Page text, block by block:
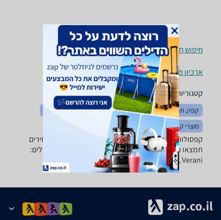
חיפוש חנויות קפסולות למכונות קפה לפי עיר
ארכיון מוצרים
קטגוריות משלימות
קפה, תה ואביזריהם מטחנות קפה ותבלינים
מכונות קפה
מוצרי קפה
קפסולות למכונות קפה - ‏16 ‏יחידות ‏4 ב-zap השוואת מחירים
תמצאו מגוון רחב של קפסולות לקפה של היצרנים המובילים:
Lavazza, Mauro, illy, Espressoclub, Verani ועוד.